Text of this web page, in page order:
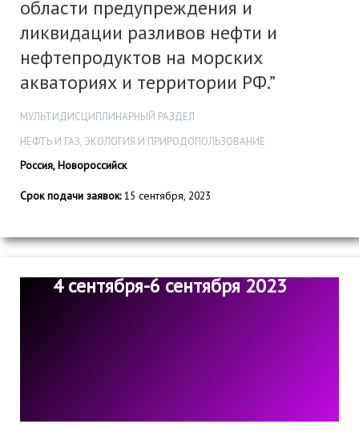
области предупреждения и
ликвидации разливов нефти и
нефтепродуктов на морских
акваториях и территории РФ.”
МУЛЬТИДИСЦИПЛИНАРНЫЙ РАЗДЕЛ
НЕФТЬ И ГАЗ, ЭКОЛОГИЯ И ПРИРОДОПОЛЬЗОВАНИЕ
Россия, Новороссийск
Срок подачи заявок:15 сентября, 2023
4 сентября-6 сентября 2023